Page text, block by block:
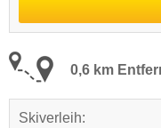
0,6 km
Skiverleih: